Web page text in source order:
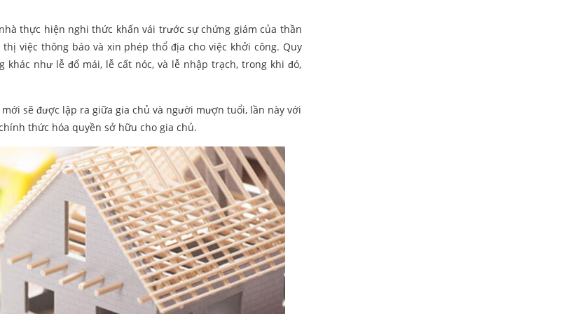
thực hiện nghi thức khấn vái trước sự chứng giám của thần
việc thông báo và xin phép thổ địa cho việc khởi công. Quy
như lễ đổ mái, lễ cất nóc, và lễ nhập trạch, trong khi đó,
sẽ được lập ra giữa gia chủ và người mượn tuổi, lần này với
thức hóa quyền sở hữu cho gia chủ.